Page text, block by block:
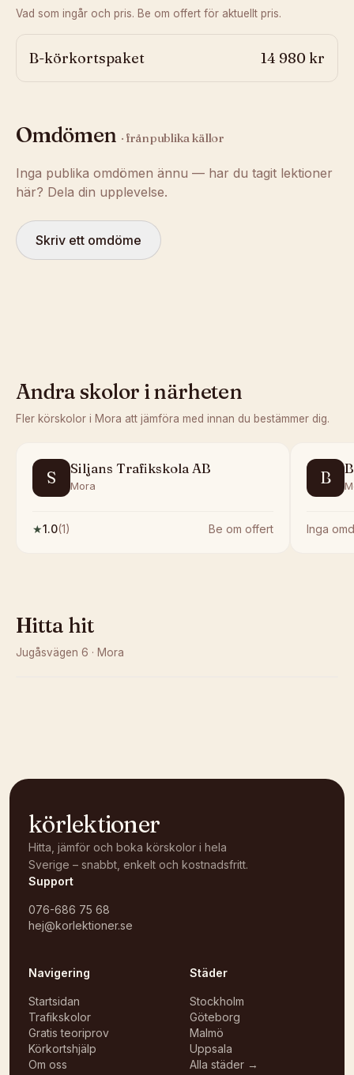
Vad som ingår och pris. Be om offert för aktuellt pris.
B-körkortspaket 14 980 kr
Omdömen · från publika källor
Inga publika omdömen ännu — har du tagit lektioner
här? Dela din upplevelse.
Skriv ett omdöme
Andra skolor i närheten
Fler körskolor i Mora att jämföra med innan du bestämmer dig.
S Siljans Trafikskola AB
Mora
★1.0(1) Be om offert
B
Inga
Hitta hit
Jugåsvägen 6 · Mora
körlektioner
Hitta, jämför och boka körskolor i hela
Sverige – snabbt, enkelt och kostnadsfritt.
Support
076-686 75 68
hej@korlektioner.se
Navigering
Startsidan
Trafikskolor
Gratis teoriprov
Körkortshjälp
Om oss
Städer
Stockholm
Göteborg
Malmö
Uppsala
Alla städer →